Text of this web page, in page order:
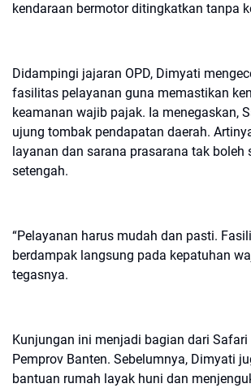
kendaraan bermotor ditingkatkan tanpa
Didampingi jajaran OPD, Dimyati
fasilitas pelayanan guna memastikan
keamanan wajib pajak. Ia menegaskan,
ujung tombak pendapatan daerah.
layanan dan sarana prasarana tak boleh
setengah.
“Pelayanan harus mudah dan pasti.
berdampak langsung pada kepatuhan
tegasnya.
Kunjungan ini menjadi bagian dari Safari
Pemprov Banten. Sebelumnya, Dimyati
bantuan rumah layak huni dan